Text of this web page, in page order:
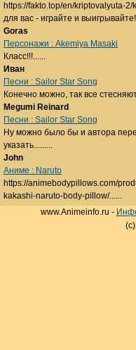
https://fakto.top/en/kriptovalyuta-2/
для вас - играйте и
Goras
Персонажи : Akemiya Masaki
Класс!!!......
Иван
Песни : Sailor Star Song
Конечно можно, так все
Megumi Reinard
Песни : Sailor Star Song
Ну можно было бы и автора
указать.........
John
Аниме : Naruto
https://animebodypillows.com/
kakashi-naruto-body-pillow/......
www.Animeinfo.ru -